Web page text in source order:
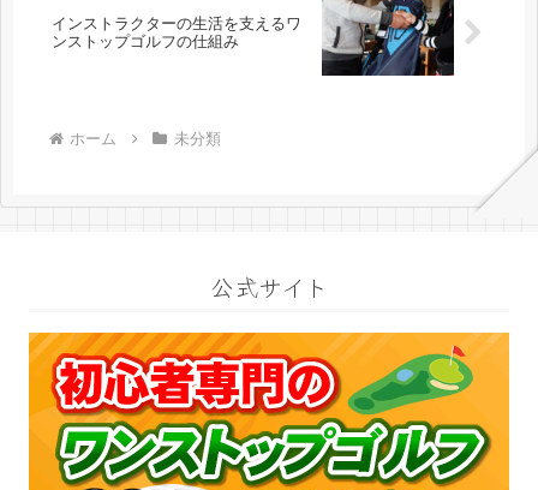
インストラクターの生活を支えるワ
ンストップゴルフの仕組み
ホーム 未分類
公式サイト